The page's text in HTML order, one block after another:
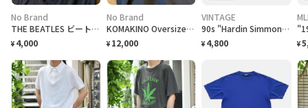
No Brand
THE BEATLES ビートルズ バンドTシャツ
¥ 4,000
No Brand
KOMAKINO Oversized T-Shirt
¥ 12,000
VINTAGE
90s "Hardin Simmons University Cowboy Baseball" T-Shirt ハーディン シモンズ大学 カウボーイズベースボール Tシャツ [XL]
¥ 4,800 ¥